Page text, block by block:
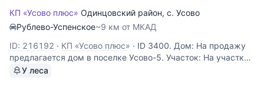
КП «Усово плюс» Одинцовский район, с. Усово
Рублево-Успенское~9 км от МКАД
ID: 216192 · КП «Усово плюс» · ID 3400. Дом: На продажу
предлагается дом в поселке Усово-5. Участок: На участке
отдельно расположено здание бассейна 5*15,
У леса